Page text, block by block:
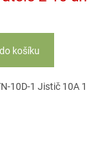
košíku
10D-1 Jistič 10A